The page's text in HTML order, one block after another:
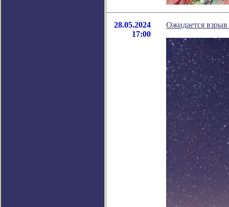
28.05.2024
17:00
Ожидается взрыв